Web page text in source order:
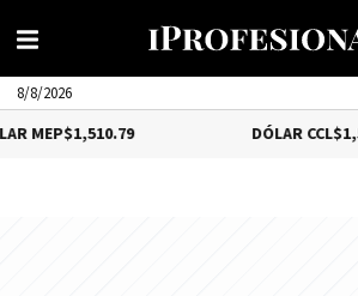
8/8/2026
DÓLAR CCL$1,559.41